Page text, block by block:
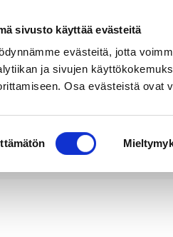
sivusto käyttää evästeitä
evästeitä, jotta
ja sivujen
Osa evästeistä ovat